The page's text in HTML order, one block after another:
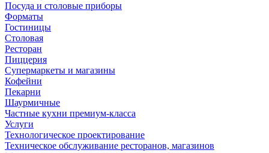
Посуда и столовые приборы
Форматы
Гостиницы
Столовая
Ресторан
Пиццерия
Супермаркеты и магазины
Кофейни
Пекарни
Шаурмичные
Частные кухни премиум-класса
Услуги
Технологическое проектирование
Техническое обслуживание ресторанов, магазинов